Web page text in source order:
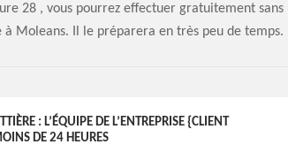
28 , vous pourrez effectuer gratuitement sans
à Moleans. Il le préparera en très peu de temps.
: L’ÉQUIPE DE L’ENTREPRISE {CLIENT
DE 24 HEURES